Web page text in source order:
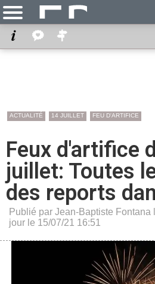
ACTUALITÉ 14 JUILLET FEU D'ARTIFICE
Feux d'artifice
juillet: Toutes
des reports
Publié par Jean-Baptiste Fontana
jour le 15/07/21 16:51